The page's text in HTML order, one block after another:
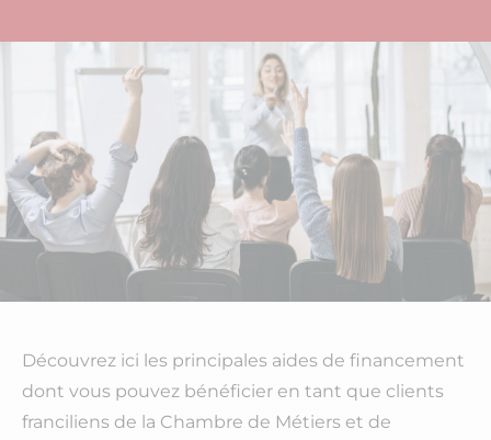
Découvrez ici les principales aides de financement
dont vous pouvez bénéficier en tant que clients
franciliens de la Chambre de Métiers et de